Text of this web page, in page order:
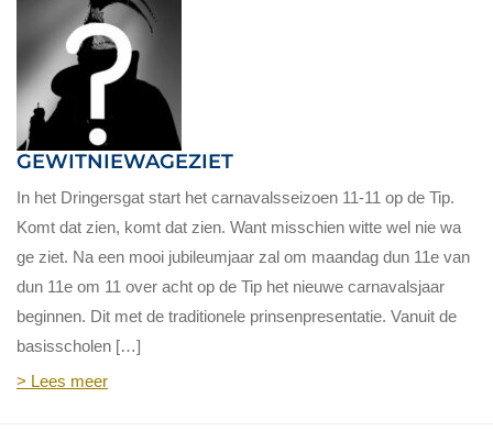
GEWITNIEWAGEZIET
In het Dringersgat start het carnavalsseizoen 11-11 op de Tip.
Komt dat zien, komt dat zien. Want misschien witte wel nie wa
ge ziet. Na een mooi jubileumjaar zal om maandag dun 11e van
dun 11e om 11 over acht op de Tip het nieuwe carnavalsjaar
beginnen. Dit met de traditionele prinsenpresentatie. Vanuit de
basisscholen […]
> Lees meer